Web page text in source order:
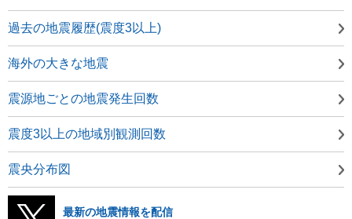
過去の地震履歴(震度3以上)
海外の大きな地震
震源地ごとの地震発生回数
震度3以上の地域別観測回数
震央分布図
最新の地震情報を配信